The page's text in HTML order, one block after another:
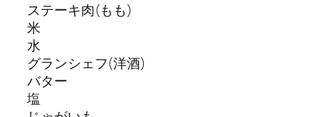
ステーキ肉(もも)
米
水
グランシェフ(洋酒)
バター
塩